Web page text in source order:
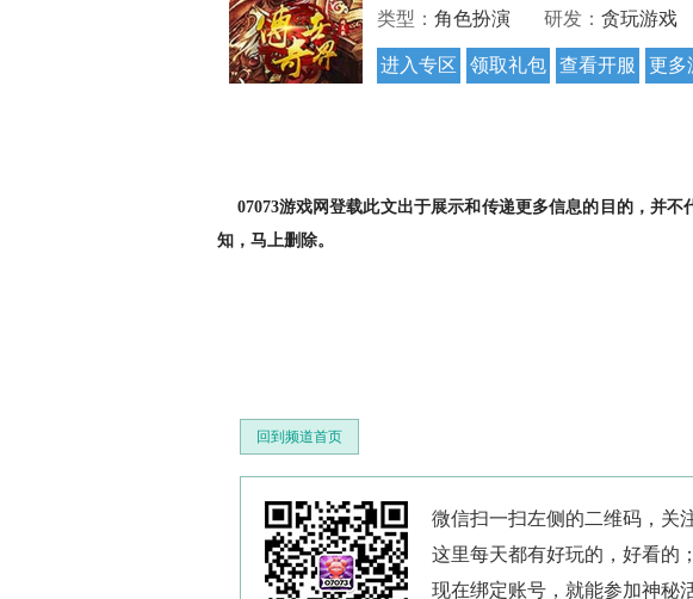
类型： 角色扮演 研发： 贪玩游戏
进入专区 领取礼包 查看开服 更多
07073游戏网登载此文出于展示和传递更多信息的目的，并不
知，马上删除。
回到频道首页
微信扫一扫左侧的二维码，关
这里每天都有好玩的，好看的；
现在绑定账号，就能参加神秘